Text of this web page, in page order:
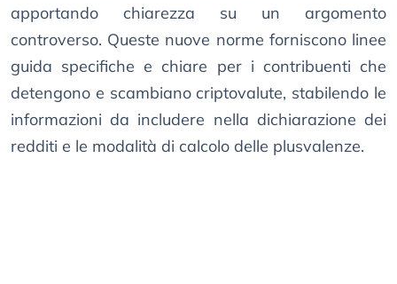
apportando chiarezza su un argomento
controverso. Queste nuove norme forniscono linee
guida specifiche e chiare per i contribuenti che
detengono e scambiano criptovalute, stabilendo le
informazioni da includere nella dichiarazione dei
redditi e le modalità di calcolo delle plusvalenze.